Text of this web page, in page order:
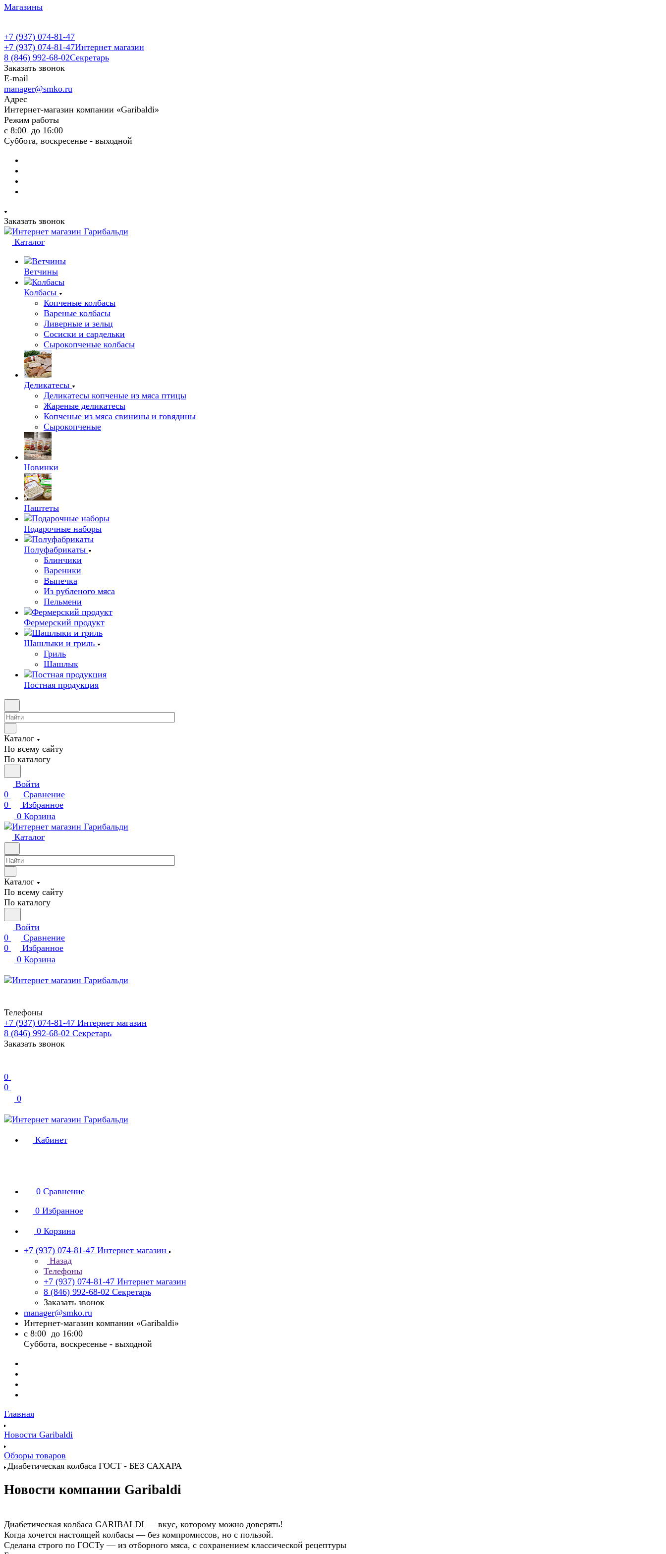
Магазины
+7 (937) 074-81-47
+7 (937) 074-81-47Интернет магазин
8 (846) 992-68-02Секретарь
Заказать звонок
E-mail
manager@smko.ru
Адрес
Интернет-магазин компании «Garibaldi»
Режим работы
с 8:00 до 16:00
Суббота, воскресенье - выходной
Заказать звонок
Каталог
Ветчины
Колбасы
Копченые колбасы
Вареные колбасы
Ливерные и зельц
Сосиски и сардельки
Сырокопченые колбасы
Деликатесы
Деликатесы копченые из мяса птицы
Жареные деликатесы
Копченые из мяса свинины и говядины
Сырокопченые
Новинки
Паштеты
Подарочные наборы
Полуфабрикаты
Блинчики
Вареники
Выпечка
Из рубленого мяса
Пельмени
Фермерский продукт
Шашлыки и гриль
Гриль
Шашлык
Постная продукция
Каталог
По всему сайту
По каталогу
Войти
0
Сравнение
0
Избранное
0 Корзина
Каталог
Каталог
По всему сайту
По каталогу
Войти
0
Сравнение
0
Избранное
0 Корзина
Телефоны
+7 (937) 074-81-47 Интернет магазин
8 (846) 992-68-02 Секретарь
Заказать звонок
0
0
0
Кабинет
0 Сравнение
0 Избранное
0 Корзина
+7 (937) 074-81-47 Интернет магазин
Назад
Телефоны
+7 (937) 074-81-47 Интернет магазин
8 (846) 992-68-02 Секретарь
Заказать звонок
manager@smko.ru
Интернет-магазин компании «Garibaldi»
с 8:00 до 16:00
Суббота, воскресенье - выходной
Главная
Новости Garibaldi
Обзоры товаров
Диабетическая колбаса ГОСТ - БЕЗ САХАРА
Новости компании Garibaldi
Диабетическая колбаса GARIBALDI — вкус, которому можно доверять!
Когда хочется настоящей колбасы — без компромиссов, но с пользой.
Сделана строго по ГОСТу — из отборного мяса, с сохранением классической рецептуры